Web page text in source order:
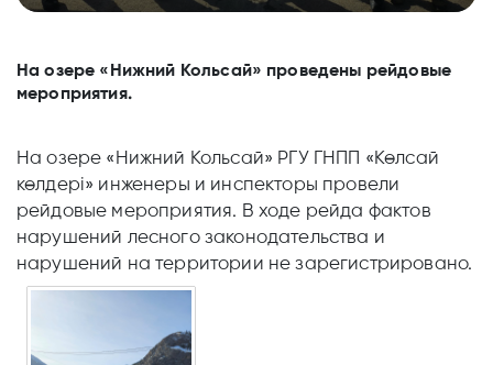
На озере «Нижний Кольсай» проведены рейдовые
мероприятия.
На озере «Нижний Кольсай» РГУ ГНПП «Көлсай
көлдері» инженеры и инспекторы провели
рейдовые мероприятия. В ходе рейда фактов
нарушений лесного законодательства и
нарушений на территории не зарегистрировано.